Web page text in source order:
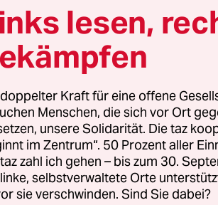
erstmals, nicht mehr leben zu
die Physiotherapeutin
damit diese warm bleiben. Er
vor gut vier Jahren begann
von ihm Besitz zu ergreifen.
der von ihm befallene Mensch
das Gehirn mag
nicht mehr – und die Medizin
Heilung ausgeschlossen.
lesen,
Kraft für eine offene
Menschen, die sich vor Ort
unsere Solidarität. Die taz
im Zentrum“. 50 Prozent aller
zahl ich gehen – bis zum 30.
selbstverwaltete Orte
sie verschwinden. Sind Sie dabei?